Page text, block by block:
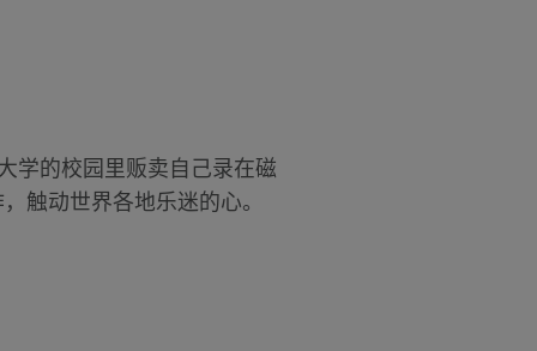
学的校园里贩卖自己录在磁
触动世界各地乐迷的心。